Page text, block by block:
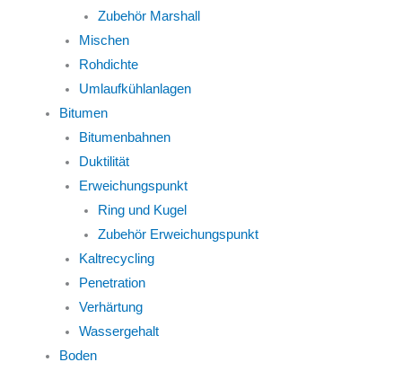
Zubehör Marshall
Mischen
Rohdichte
Umlaufkühlanlagen
Bitumen
Bitumenbahnen
Duktilität
Erweichungspunkt
Ring und Kugel
Zubehör Erweichungspunkt
Kaltrecycling
Penetration
Verhärtung
Wassergehalt
Boden